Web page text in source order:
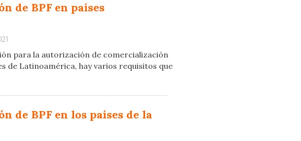
de BPF en países
para la autorización de comercialización
de Latinoamérica, hay varios requisitos que
de BPF en los países de la